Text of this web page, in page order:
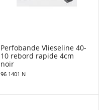
Perfobande Vlieseline 40-
10 rebord rapide 4cm
noir
96 1401 N